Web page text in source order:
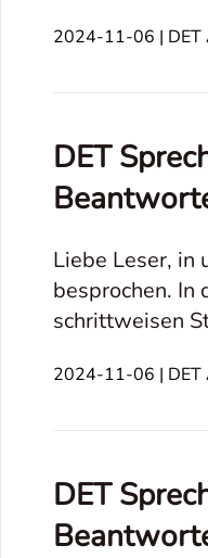
2024-11-06 |
DET
Liebe Leser, in
besprochen.
schrittweisen
2024-11-06 |
DET